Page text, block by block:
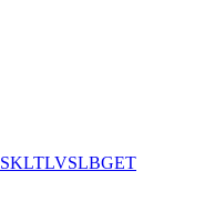
SKLTLVSLBGET